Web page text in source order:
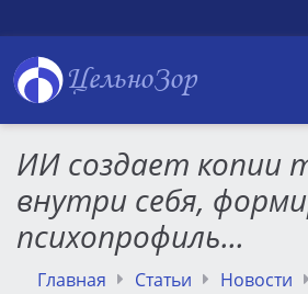
ЦельноЗор
ИИ создает копии
внутри себя,
психопрофиль...
Главная Статьи Новости